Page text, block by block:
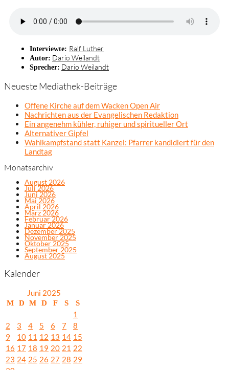
Interviewte: Ralf Luther
Autor: Dario Weilandt
Sprecher: Dario Weilandt
Neueste Mediathek-Beiträge
Offene Kirche auf dem Wacken Open Air
Nachrichten aus der Evangelischen Redaktion
Ein angenehm kühler, ruhiger und spiritueller Ort
Alternativer Gipfel
Wahlkampfstand statt Kanzel: Pfarrer kandidiert für den
Landtag
Monatsarchiv
August 2026
Juli 2026
Juni 2026
Mai 2026
April 2026
März 2026
Februar 2026
Januar 2026
Dezember 2025
November 2025
Oktober 2025
September 2025
August 2025
Kalender
Juni 2025
M D M D F S S
1
2
3 4 5 6 7
8
9
10 11 12 13 14 15
16 17 18 19 20 21 22
23 24 25 26 27 28 29